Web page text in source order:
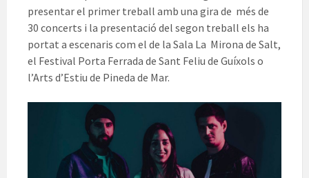
presentar el primer treball amb una gira de més de
30 concerts i la presentació del segon treball els ha
portat a escenaris com el de la Sala La Mirona de Salt,
el Festival Porta Ferrada de Sant Feliu de Guíxols o
l’Arts d’Estiu de Pineda de Mar.